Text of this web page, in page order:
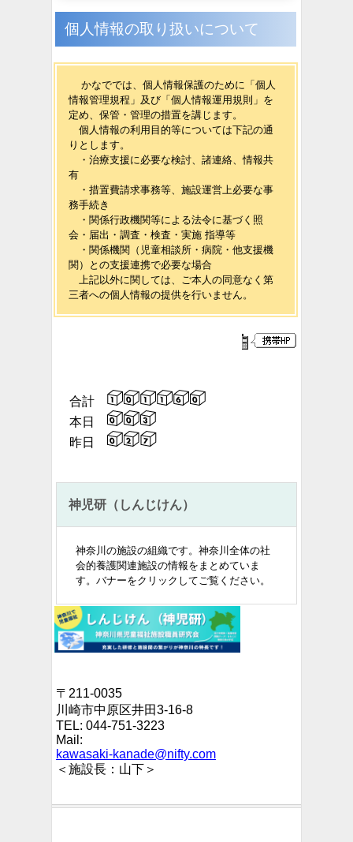
個人情報の取り扱いについて
かなででは、個人情報保護のために「個人
情報管理規程」及び「個人情報運用規則」を
定め、保管・管理の措置を講じます。
個人情報の利用目的等については下記の通
りとします。
・治療支援に必要な検討、諸連絡、情報共
有
・措置費請求事務等、施設運営上必要な事
務手続き
・関係行政機関等による法令に基づく照
会・届出・調査・検査・実施 指導等
・関係機関（児童相談所・病院・他支援機
関）との支援連携で必要な場合
上記以外に関しては、ご本人の同意なく第
三者への個人情報の提供を行いません。
合計
本日
昨日
神児研（しんじけん）
神奈川の施設の組織です。 神奈川全体の社
会的養護関連施設の情報をまとめていま
す。バナーをクリックしてご覧ください。
〒211-0035
川崎市中原区井田3-16-8
TEL: 044-751-3223
Mail:
kawasaki-kanade@nifty.com
＜施設長：山下＞